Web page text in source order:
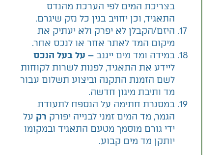
בצריכת המים לפי הערכת מהנדס
התאגיד, וכן יחויב בגין כל נזק שיגרם.
היזם/הקבלן לא יפרק ולא יעתיק את
מיקום המד לאתר אחר או לנכס אחר.
במידה ומד מים ייגנב – על בעל הנכס
ליידע את התאגיד, לפנות לשרות לקוחות
לשם הזמנת התקנה וביצוע תשלום עבור
מד ותיבת מיגון חדשה.
במסגרת חתימה על הנספח לתעודת
הגמר, מד המים זמני לבנייה יפורק רק על
ידי גורם מוסמך מטעם התאגיד ובמקומו
יותקן מד מים קבוע.